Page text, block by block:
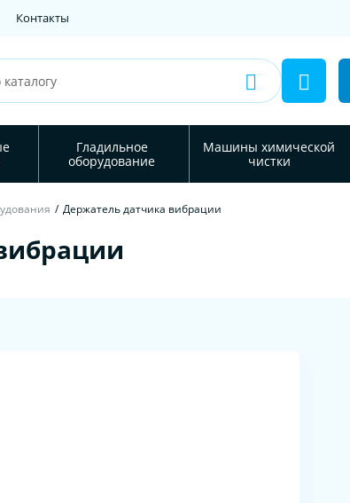
Контакты
Гладильное
оборудование
Машины химической
чистки
/ Держатель датчика вибрации